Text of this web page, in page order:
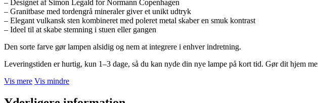
– Designet af Simon Legald for Normann Copenhagen
– Granitbase med tordengrå mineraler giver et unikt udtryk
– Elegant vulkansk sten kombineret med poleret metal skaber en smuk kontrast
– Ideel til at skabe stemning i stuen eller gangen
Den sorte farve gør lampen alsidig og nem at integrere i enhver indretning.
Leveringstiden er hurtig, kun 1–3 dage, så du kan nyde din nye lampe på kort tid. Gør dit hjem
Vis mere Vis mindre